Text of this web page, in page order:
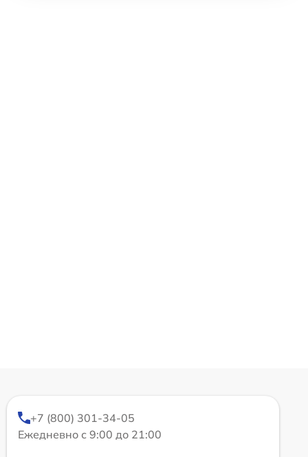
+7 (800) 301-34-05
Ежедневно с 9:00 до 21:00